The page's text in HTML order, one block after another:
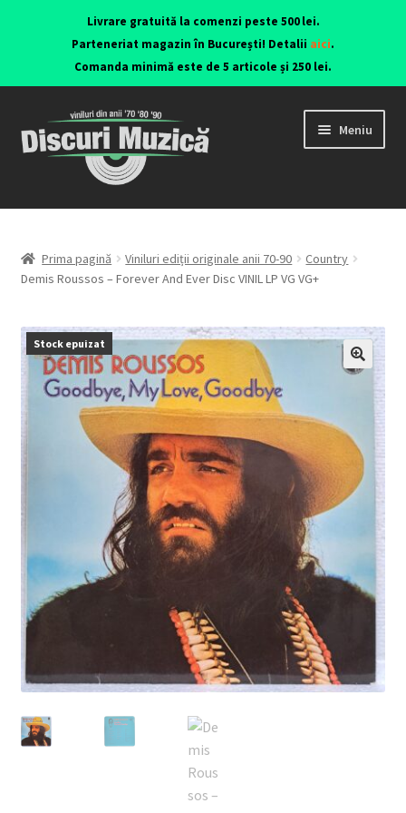
Livrare gratuită la comenzi peste 500 lei.
Parteneriat magazin în București! Detalii aici.
Comanda minimă este de 5 articole și 250 lei.
Meniu
Viniluri ediții originale anii 70-90
CD-uri originale
Echipamente
Listă produse
Contul meu
Blog
Prima pagină Viniluri ediții originale anii 70-90
Country
Demis Roussos – Forever And Ever Disc VINIL LP VG VG+
🔍
Stock epuizat